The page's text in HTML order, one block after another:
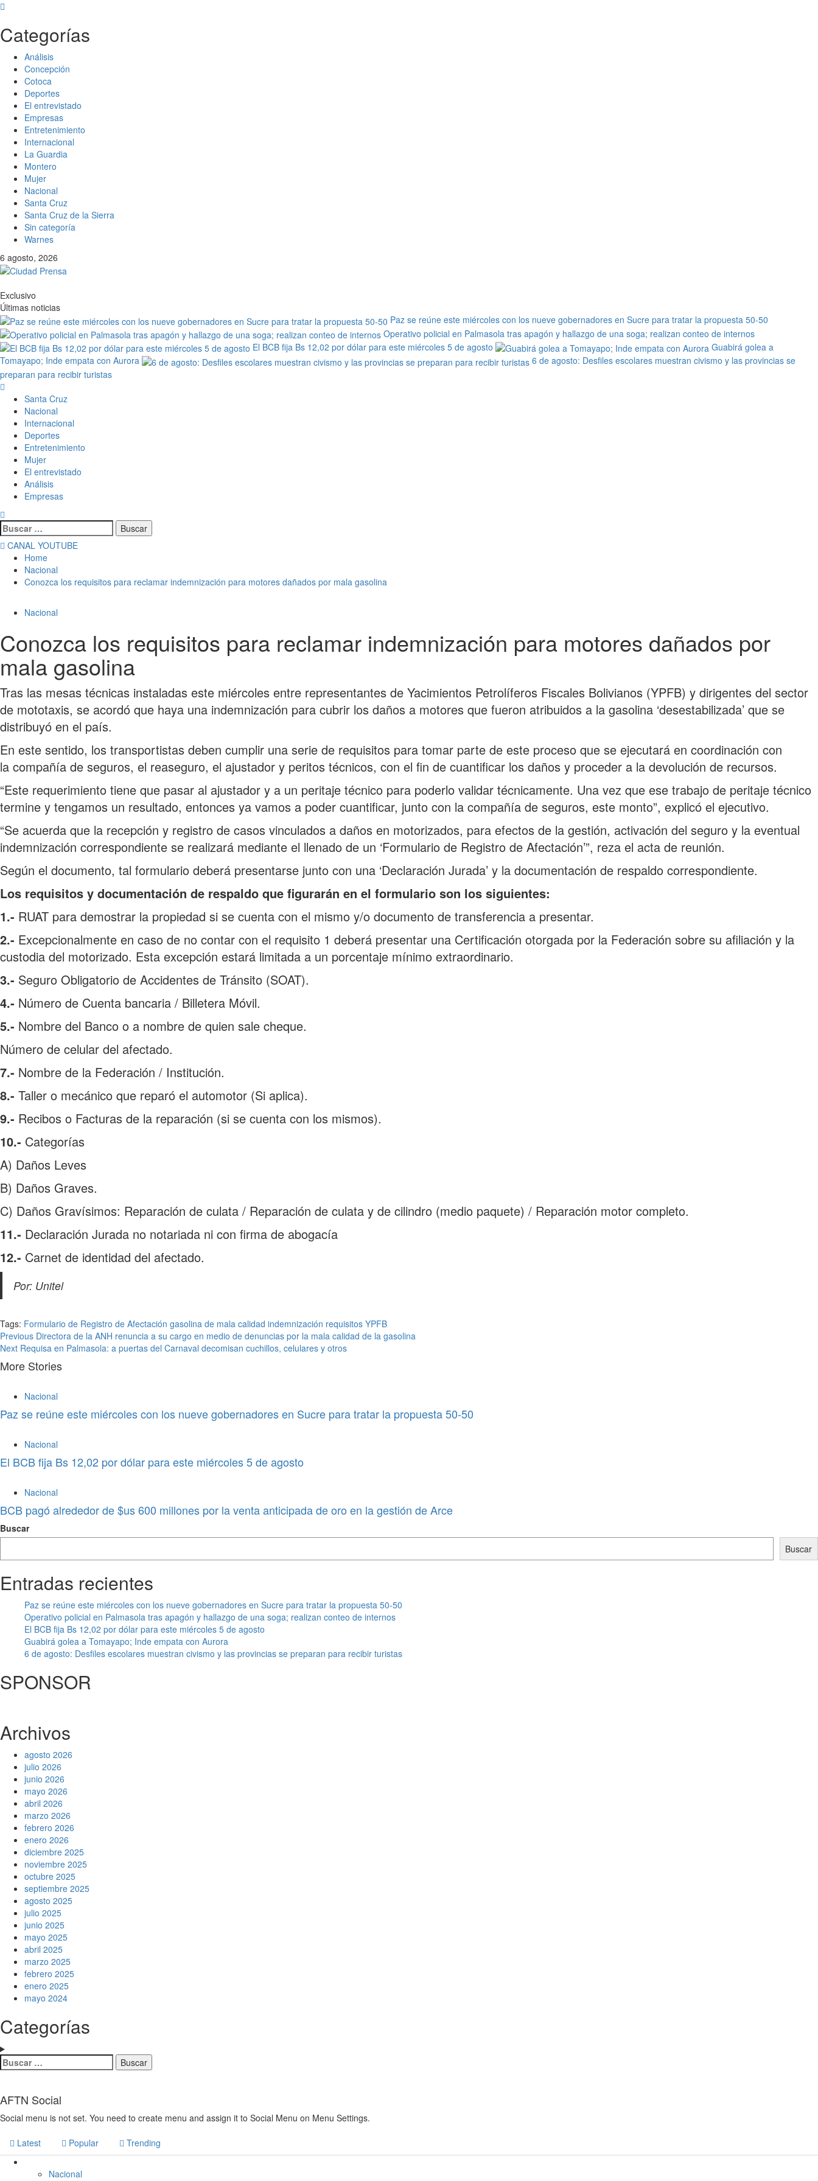
Categorías
Análisis
Concepción
Cotoca
Deportes
El entrevistado
Empresas
Entretenimiento
Internacional
La Guardia
Montero
Mujer
Nacional
Santa Cruz
Santa Cruz de la Sierra
Sin categoría
Warnes
6 agosto, 2026
Exclusivo
Últimas noticias
Paz se reúne este miércoles con los nueve gobernadores en Sucre para tratar la propuesta 50-50
Operativo policial en Palmasola tras apagón y hallazgo de una soga; realizan conteo de internos
El BCB fija Bs 12,02 por dólar para este miércoles 5 de agosto
Guabirá golea a
Tomayapo; Inde empata con Aurora
6 de agosto: Desfiles escolares muestran civismo y las provincias se
preparan para recibir turistas
Santa Cruz
Nacional
Internacional
Deportes
Entretenimiento
Mujer
El entrevistado
Análisis
Empresas
CANAL YOUTUBE
Home
Nacional
Conozca los requisitos para reclamar indemnización para motores dañados por mala gasolina
Nacional
Conozca los requisitos para reclamar indemnización para motores dañados por
mala gasolina
Tras las mesas técnicas instaladas este miércoles entre representantes de Yacimientos Petrolíferos Fiscales Bolivianos (YPFB) y dirigentes del sector
de mototaxis, se acordó que haya una indemnización para cubrir los daños a motores que fueron atribuidos a la gasolina ‘desestabilizada’ que se
distribuyó en el país.
En este sentido, los transportistas deben cumplir una serie de requisitos para tomar parte de este proceso que se ejecutará en coordinación con
la compañía de seguros, el reaseguro, el ajustador y peritos técnicos, con el fin de cuantificar los daños y proceder a la devolución de recursos.
“Este requerimiento tiene que pasar al ajustador y a un peritaje técnico para poderlo validar técnicamente. Una vez que ese trabajo de peritaje técnico
termine y tengamos un resultado, entonces ya vamos a poder cuantificar, junto con la compañía de seguros, este monto”, explicó el ejecutivo.
“Se acuerda que la recepción y registro de casos vinculados a daños en motorizados, para efectos de la gestión, activación del seguro y la eventual
indemnización correspondiente se realizará mediante el llenado de un ‘Formulario de Registro de Afectación’”, reza el acta de reunión.
Según el documento, tal formulario deberá presentarse junto con una ‘Declaración Jurada’ y la documentación de respaldo correspondiente.
Los requisitos y documentación de respaldo que figurarán en el formulario son los siguientes:
1.- RUAT para demostrar la propiedad si se cuenta con el mismo y/o documento de transferencia a presentar.
2.- Excepcionalmente en caso de no contar con el requisito 1 deberá presentar una Certificación otorgada por la Federación sobre su afiliación y la
custodia del motorizado. Esta excepción estará limitada a un porcentaje mínimo extraordinario.
3.- Seguro Obligatorio de Accidentes de Tránsito (SOAT).
4.- Número de Cuenta bancaria / Billetera Móvil.
5.- Nombre del Banco o a nombre de quien sale cheque.
Número de celular del afectado.
7.- Nombre de la Federación / Institución.
8.- Taller o mecánico que reparó el automotor (Si aplica).
9.- Recibos o Facturas de la reparación (si se cuenta con los mismos).
10.- Categorías
A) Daños Leves
B) Daños Graves.
C) Daños Gravísimos: Reparación de culata / Reparación de culata y de cilindro (medio paquete) / Reparación motor completo.
11.- Declaración Jurada no notariada ni con firma de abogacía
12.- Carnet de identidad del afectado.
Por: Unitel
Tags: Formulario de Registro de Afectación gasolina de mala calidad indemnización requisitos YPFB
Previous Directora de la ANH renuncia a su cargo en medio de denuncias por la mala calidad de la gasolina
Next Requisa en Palmasola: a puertas del Carnaval decomisan cuchillos, celulares y otros
More Stories
Nacional
Paz se reúne este miércoles con los nueve gobernadores en Sucre para tratar la propuesta 50-50
Nacional
El BCB fija Bs 12,02 por dólar para este miércoles 5 de agosto
Nacional
BCB pagó alrededor de $us 600 millones por la venta anticipada de oro en la gestión de Arce
Buscar
Buscar
Entradas recientes
Paz se reúne este miércoles con los nueve gobernadores en Sucre para tratar la propuesta 50-50
Operativo policial en Palmasola tras apagón y hallazgo de una soga; realizan conteo de internos
El BCB fija Bs 12,02 por dólar para este miércoles 5 de agosto
Guabirá golea a Tomayapo; Inde empata con Aurora
6 de agosto: Desfiles escolares muestran civismo y las provincias se preparan para recibir turistas
SPONSOR
Archivos
agosto 2026
julio 2026
junio 2026
mayo 2026
abril 2026
marzo 2026
febrero 2026
enero 2026
diciembre 2025
noviembre 2025
octubre 2025
septiembre 2025
agosto 2025
julio 2025
junio 2025
mayo 2025
abril 2025
marzo 2025
febrero 2025
enero 2025
mayo 2024
Categorías
AFTN Social
Social menu is not set. You need to create menu and assign it to Social Menu on Menu Settings.
Latest Popular Trending
Nacional